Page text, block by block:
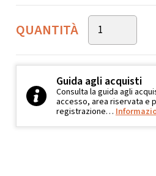
QUANTITÀ
Guida agli acquisti
Consulta la guida agli
accesso, area riservata e
registrazione…